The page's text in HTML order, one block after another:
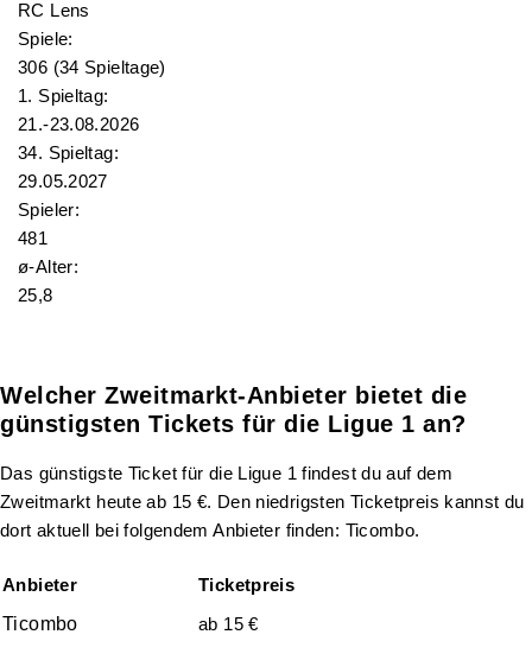
RC Lens
Spiele:
306 (34 Spieltage)
1. Spieltag:
21.-23.08.2026
34. Spieltag:
29.05.2027
Spieler:
481
ø-Alter:
25,8
Welcher Zweitmarkt-Anbieter bietet die
günstigsten Tickets für die Ligue 1 an?
Das günstigste Ticket für die Ligue 1 findest du auf dem
Zweitmarkt heute ab 15 €. Den niedrigsten Ticketpreis kannst du
dort aktuell bei folgendem Anbieter finden: Ticombo.
Anbieter
Ticketpreis
Ticombo
ab 15 €